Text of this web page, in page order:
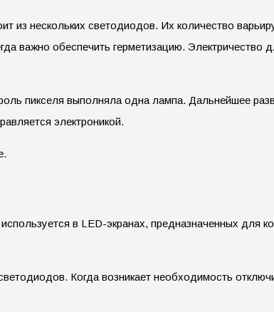
из нескольких светодиодов. Их количество
важно обеспечить герметизацию. Электричество
пикселя выполняла одна лампа. Дальнейшее
электроникой.
в LED-экранах, предназначенных для
Когда возникает необходимость